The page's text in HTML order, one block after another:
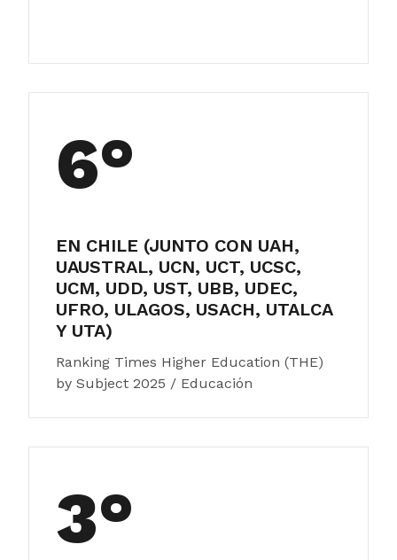
6°
EN CHILE (JUNTO CON UAH,
UAUSTRAL, UCN, UCT, UCSC,
UCM, UDD, UST, UBB, UDEC,
UFRO, ULAGOS, USACH, UTALCA
Y UTA)
Ranking Times Higher Education (THE)
by Subject 2025 / Educación
3°